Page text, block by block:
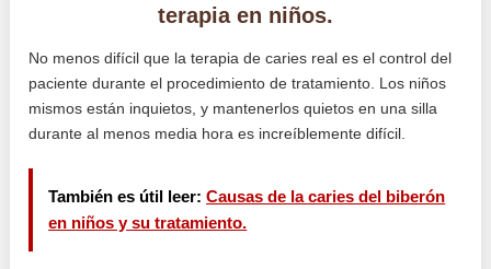
terapia en niños.
No menos difícil que la terapia de caries real es el control del
paciente durante el procedimiento de tratamiento. Los niños
mismos están inquietos, y mantenerlos quietos en una silla
durante al menos media hora es increíblemente difícil.
También es útil leer:Causas de la caries del biberón
en niños y su tratamiento.